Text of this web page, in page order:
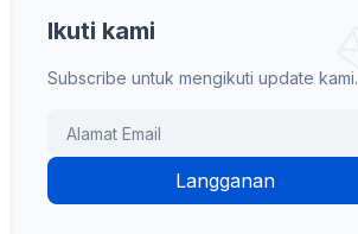
Ikuti kami
Subscribe untuk mengikuti update kami.